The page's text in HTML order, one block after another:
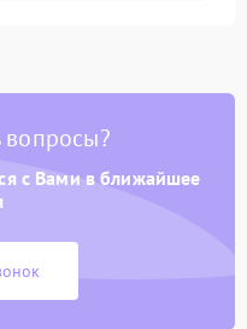
вопросы?
с Вами в ближайшее